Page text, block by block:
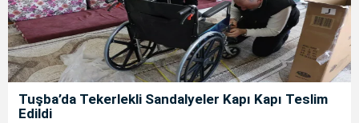
Tuşba’da Tekerlekli Sandalyeler Kapı Kapı Teslim
Edildi